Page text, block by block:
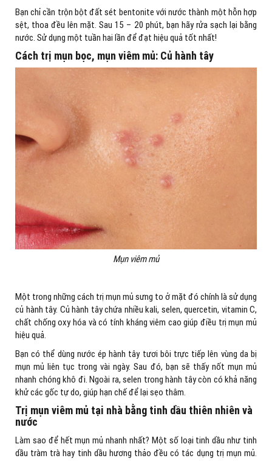
Bạn chỉ cần trộn bột đất sét bentonite với nước thành một hỗn hợp
sệt, thoa đều lên mặt. Sau 15 – 20 phút, bạn hãy rửa sạch lại bằng
nước. Sử dụng một tuần hai lần để đạt hiệu quả tốt nhất!
Cách trị mụn bọc, mụn viêm mủ: Củ hành tây
Mụn viêm mủ
Một trong những cách trị mụn mủ sưng to ở mặt đó chính là sử dụng
củ hành tây. Củ hành tây chứa nhiều kali, selen, quercetin, vitamin C,
chất chống oxy hóa và có tính kháng viêm cao giúp điều trị mụn mủ
hiệu quả.
Bạn có thể dùng nước ép hành tây tươi bôi trực tiếp lên vùng da bị
mụn mủ liên tục trong vài ngày. Sau đó, bạn sẽ thấy nốt mụn mủ
nhanh chóng khô đi. Ngoài ra, selen trong hành tây còn có khả năng
khử các gốc tự do, giúp hạn chế để lại sẹo thâm.
Trị mụn viêm mủ tại nhà bằng tinh dầu thiên nhiên và
nước
Làm sao để hết mụn mủ nhanh nhất? Một số loại tinh dầu như tinh
dầu tràm trà hay tinh dầu hương thảo đều có tác dụng trị mụn mủ.